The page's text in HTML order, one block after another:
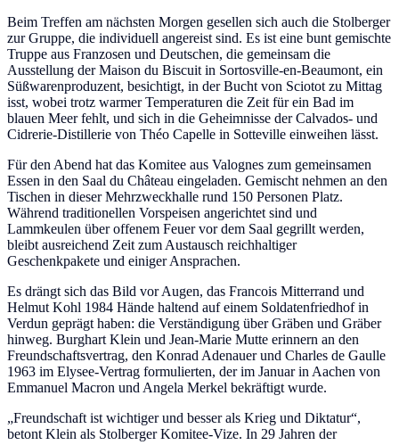
Beim Treffen am nächsten Morgen gesellen sich auch die Stolberger
zur Gruppe, die individuell angereist sind. Es ist eine bunt gemischte
Truppe aus Franzosen und Deutschen, die gemeinsam die
Ausstellung der Maison du Biscuit in Sortosville-en-Beaumont, ein
Süßwarenproduzent, besichtigt, in der Bucht von Sciotot zu Mittag
isst, wobei trotz warmer Temperaturen die Zeit für ein Bad im
blauen Meer fehlt, und sich in die Geheimnisse der Calvados- und
Cidrerie-Distillerie von Théo Capelle in Sotteville einweihen lässt.
Für den Abend hat das Komitee aus Valognes zum gemeinsamen
Essen in den Saal du Château eingeladen. Gemischt nehmen an den
Tischen in dieser Mehrzweckhalle rund 150 Personen Platz.
Während traditionellen Vorspeisen angerichtet sind und
Lammkeulen über offenem Feuer vor dem Saal gegrillt werden,
bleibt ausreichend Zeit zum Austausch reichhaltiger
Geschenkpakete und einiger Ansprachen.
Es drängt sich das Bild vor Augen, das Francois Mitterrand und
Helmut Kohl 1984 Hände haltend auf einem Soldatenfriedhof in
Verdun geprägt haben: die Verständigung über Gräben und Gräber
hinweg. Burghart Klein und Jean-Marie Mutte erinnern an den
Freundschaftsvertrag, den Konrad Adenauer und Charles de Gaulle
1963 im Elysee-Vertrag formulierten, der im Januar in Aachen von
Emmanuel Macron und Angela Merkel bekräftigt wurde.
„Freundschaft ist wichtiger und besser als Krieg und Diktatur“,
betont Klein als Stolberger Komitee-Vize. In 29 Jahren der